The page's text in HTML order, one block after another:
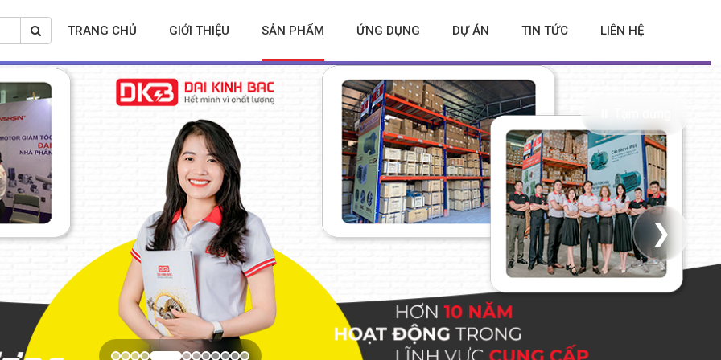
TRANG CHỦ GIỚI THIỆU SẢN PHẨM ỨNG DỤNG DỰ ÁN TIN TỨC LIÊN HỆ
❯